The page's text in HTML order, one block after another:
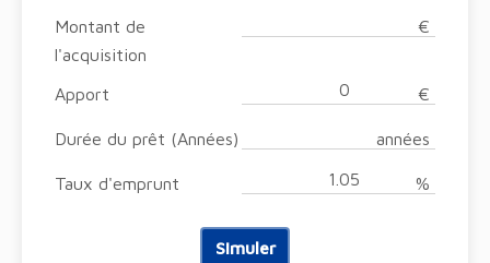
Montant de
l'acquisition
€
Apport €
Durée du prêt (Années) années
Taux d'emprunt %
Simuler